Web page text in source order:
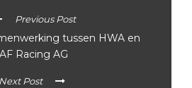
Previous Post
tussen HWA en
AF Racing AG
Next Post